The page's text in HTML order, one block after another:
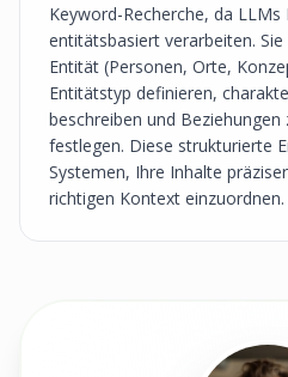
Keyword-Recherche, da
entitätsbasiert verarbeiten.
Entität (Personen, Orte,
Entitätstyp definieren,
beschreiben und
festlegen. Diese strukturierte
Systemen, Ihre Inhalte
richtigen Kontext einzuordnen.